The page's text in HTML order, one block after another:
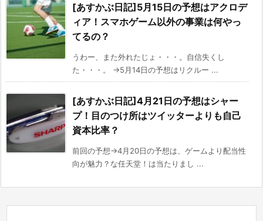
[あすかぶ日記]5月15日の予想はアクロデ
ィア！スマホゲーム以外の事業は何やっ
てるの？
うわー、また外れたじょ・・・。自信失くし
た・・・。 →5月14日の予想はリクルー ...
[あすかぶ日記]4月21日の予想はシャー
プ！目のつけ所はツイッターよりも自己
資本比率？
前回の予想→4月20日の予想は、ゲームより配当性
向が魅力？な任天堂！は当たりまし ...